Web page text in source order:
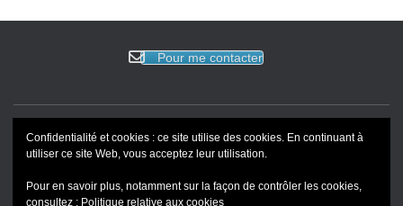
Pour me contacter
ACCUEIL EVENEMENTS BLOG REVUE DE PRESSE
PORTFOLIO
Confidentialité et cookies : ce site utilise des cookies. En continuant à
utiliser ce site Web, vous acceptez leur utilisation.
Pour en savoir plus, notamment sur la façon de contrôler les cookies,
consultez : Politique relative aux cookies